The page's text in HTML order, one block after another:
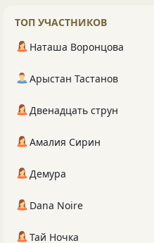
ТОП УЧАСТНИКОВ
Наташа Воронцова
Арыстан Тастанов
Двенадцать струн
Амалия Сирин
Демура
Dana Noire
Тай Ночка